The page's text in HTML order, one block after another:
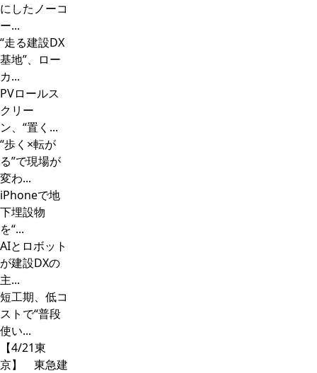
にしたノーコ
ー...
“走る建設DX
基地”、ロー
カ...
PVロールス
クリー
ン、“置く...
“歩く×転が
る”で現場が
変わ...
iPhoneで地
下埋設物
を“...
AIとロボット
が建設DXの
主...
短工期、低コ
ストで“普段
使い...
【4/21東
京】 東急建